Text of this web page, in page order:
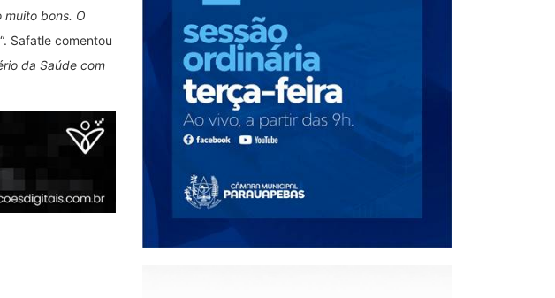
bons. O
“. Safatle comentou
da Saúde com